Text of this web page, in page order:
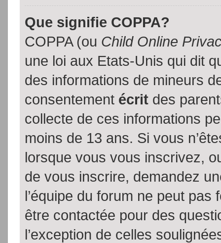
Que signifie COPPA?
COPPA (ou Child Online
une loi aux Etats-Unis qui dit
des informations de mineurs
consentement écrit des
collecte de ces informations
moins de 13 ans. Si vous
lorsque vous vous inscrivez,
de vous inscrire, demandez
l’équipe du forum ne peut
être contactée pour des
l’exception de celles